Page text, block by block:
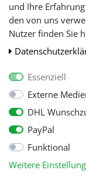
und Ihre
den von uns
Nutzer finden Sie
Essenziell
Externe
DHL
PayPal
Funktional
Weitere
WIR AKZEPTIEREN